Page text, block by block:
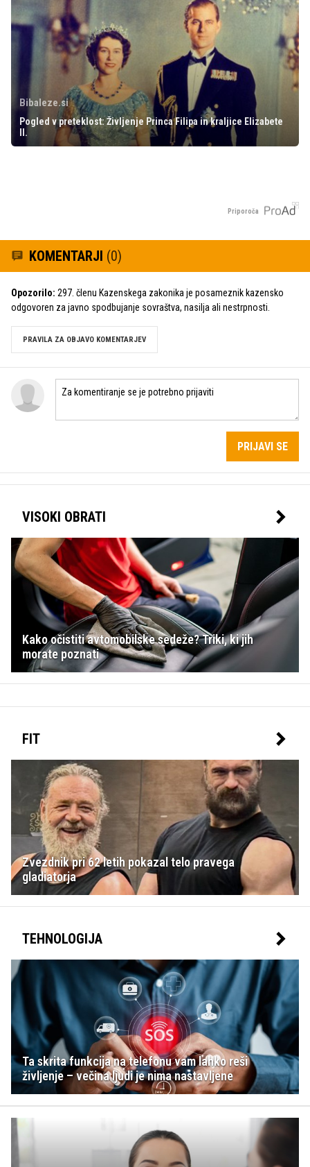
Bibaleze.si
Pogled v preteklost: Življenje Princa Filipa in kraljice Elizabete
II.
Priporoča
KOMENTARJI (0)
Opozorilo: 297. členu Kazenskega zakonika je posameznik kazensko
odgovoren za javno spodbujanje sovraštva, nasilja ali nestrpnosti.
PRAVILA ZA OBJAVO KOMENTARJEV
PRIJAVI SE
VISOKI OBRATI
Kako očistiti avtomobilske sedeže? Triki, ki jih
morate poznati
FIT
Zvezdnik pri 62 letih pokazal telo pravega
gladiatorja
TEHNOLOGIJA
Ta skrita funkcija na telefonu vam lahko reši
življenje – večina ljudi je nima nastavljene